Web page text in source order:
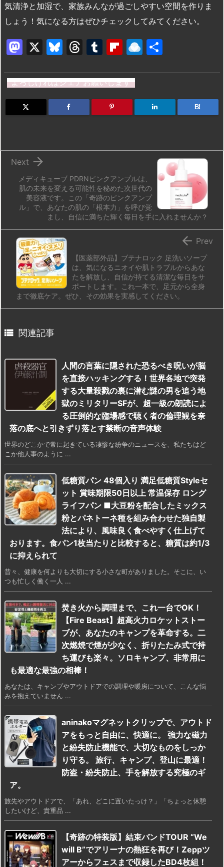
気清浄と加湿で、家族みんなが過ごしやすい空間を作りま
しょう！気になる方はぜひチェックしてみてください。
M
st
o
d
X
Bl
e
s
k
T
e
a
d
T
m
bl
r
Fl
b
o
ar
R
n
dr
o
よろしければシェアお願いします
B!
メディキューブ PDRNピンクアンプルは、
肌の未来を変える可能性を秘めた次世代の
美容液です。この「奇跡のピンクアンプ
ル」で、あなたの肌の「根本力」を呼び覚
まし、自信に満ちた輝く毎日を手に入れませんか？

Next
【医薬部外品】ブテナロック 足洗いソープ
は、気になるニオイや肌トラブルからあな
たを解放し、自信が持てる清潔な毎日をサ
ポートします。これ一本で、足元から全身
まで徹底ケア。ぜひ、その効果を実感してください。
 Prev
 関連記事
人間の言葉に隠された恐るべき呪いが脳
を直接ハッキングする！世界各地で突発
する大量殺戮の裏に潜む謎の男を追う地
獄のミリタリーSFが、超一級の朗読によ
る圧倒的な臨場感で聴く者の倫理観を奈
落の底へと引きずり落とす禁断の音声体験
世界のどこかで常に起きている凄惨な紛争のニュースを、私たちはど
こか他人事のように ...
低糖質パン 48個入り 満足低糖質Styleセ
ット 賞味期限50日以上 常温保存 ロング
ライフパン ■大豆粉を配合したミックス
粉とパネトーネ種を組み合わせた独自製
法により、風味良く食べやすく仕上げて
おります。食パン1枚当たりと比較すると、糖質は約1/3
に抑えられて
昔々、健康を何よりも大切にする小さな町がありました。そこに、い
つも忙しく働く一人 ...
焚き火から調理まで、これ一台でOK！
【Fire Beast】超高火力ロケットストー
ブが、あなたのキャンプを革命する。二
次燃焼で煙が少なく、折りたたみ式で持
ち運びも楽々。ソロキャンプ、非常用に
も最適な最強の相棒！
あなたは、キャンプやアウトドアでの調理や暖房について、こんな悩
みを抱えていません ...
aninakoマグネットクリップで、アウトド
アをもっと自由に、快適に。 強力な磁力
と紛失防止機能で、大切なものをしっか
り守る。 旅行、キャンプ、登山に最適！
防盗・紛失防止、手を解放する究極のギ
ア。
旅先やアウトドアで、「あれ、どこに置いたっけ？」「ちょっと休憩
したいけど、貴重品 ...
【奇跡の特装版】結束バンドTOUR “We
will B”でアリーナの熱狂を再び！Zeppツ
アーからフェスまで収録したBD4枚組！